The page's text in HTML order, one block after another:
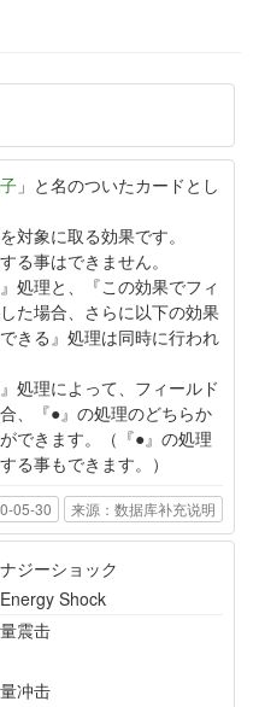
」と名のついたカードとし
対象に取る効果です。
る事はできません。
処理と、『この効果でフィ
た場合、さらに以下の効果
きる』処理は同時に行われ
処理によって、フィールド
、『●』の処理のどちらか
できます。（『●』の処理
る事もできます。）
05-30 来源：数据库补充说明
ジーショック
Shock
震击
冲击